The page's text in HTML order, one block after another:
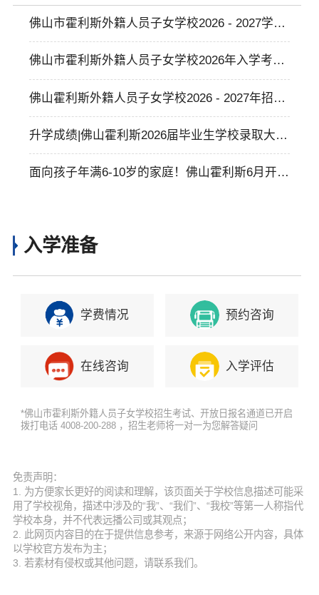
佛山市霍利斯外籍人员子女学校2026 - 2027学年
学杂费标准
佛山市霍利斯外籍人员子女学校2026年入学考试
申请须知
佛山霍利斯外籍人员子女学校2026 - 2027年招生
简章
升学成绩|佛山霍利斯2026届毕业生学校录取大丰
收，助力学生多元升学与个性化发展
面向孩子年满6-10岁的家庭！佛山霍利斯6月开放
入学准备
学费情况 预约咨询
在线咨询 入学评估
*佛山市霍利斯外籍人员子女学校招生考试、开放日报名通道已开启
拨打电话 4008-200-288 ，招生老师将一对一为您解答疑问
免责声明：
1. 为方便家长更好的阅读和理解，该页面关于学校信息描述可能采
用了学校视角，描述中涉及的“我”、“我们”、“我校”等第一人称指代
学校本身，并不代表远播公司或其观点；
2. 此网页内容目的在于提供信息参考，来源于网络公开内容，具体
以学校官方发布为主；
3. 若素材有侵权或其他问题，请联系我们。